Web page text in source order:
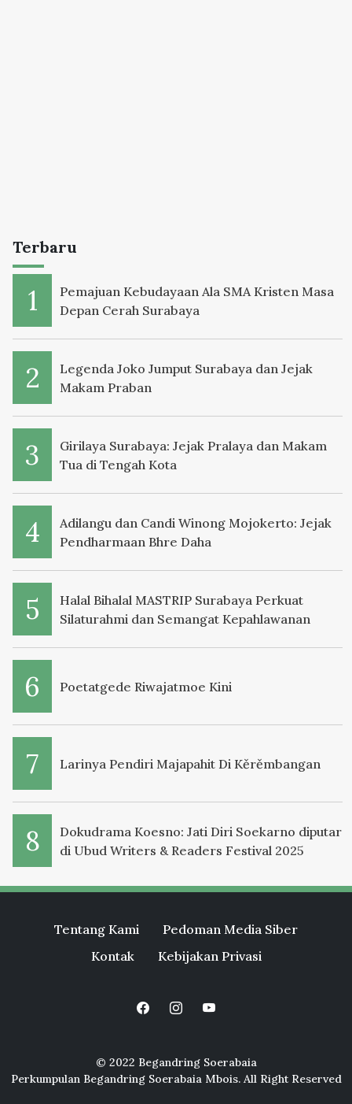
Terbaru
Pemajuan Kebudayaan Ala SMA Kristen Masa
Depan Cerah Surabaya
Legenda Joko Jumput Surabaya dan Jejak
Makam Praban
Girilaya Surabaya: Jejak Pralaya dan Makam
Tua di Tengah Kota
Adilangu dan Candi Winong Mojokerto: Jejak
Pendharmaan Bhre Daha
Halal Bihalal MASTRIP Surabaya Perkuat
Silaturahmi dan Semangat Kepahlawanan
Poetatgede Riwajatmoe Kini
Larinya Pendiri Majapahit Di Kěrěmbangan
Dokudrama Koesno: Jati Diri Soekarno diputar
di Ubud Writers & Readers Festival 2025
Tentang Kami
Pedoman Media Siber
Kontak
Kebijakan Privasi
© 2022 Begandring Soerabaia
Perkumpulan Begandring Soerabaia Mbois. All Right Reserved